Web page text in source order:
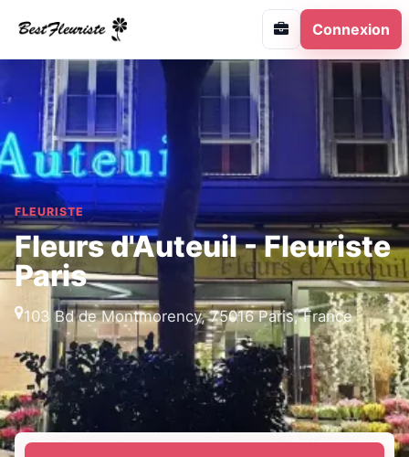
Connexion
FLEURISTE
Fleurs d'Auteuil - Fleuriste
Paris
103 Bd de Montmorency, 75016 Paris, France